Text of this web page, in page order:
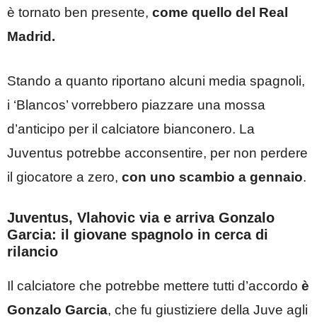
è tornato ben presente, come quello del Real
Madrid.
Stando a quanto riportano alcuni media spagnoli,
i ‘Blancos’ vorrebbero piazzare una mossa
d’anticipo per il calciatore bianconero. La
Juventus potrebbe acconsentire, per non perdere
il giocatore a zero, con uno scambio a gennaio.
Juventus, Vlahovic via e arriva Gonzalo
Garcia: il giovane spagnolo in cerca di
rilancio
Il calciatore che potrebbe mettere tutti d’accordo è
Gonzalo Garcia, che fu giustiziere della Juve agli